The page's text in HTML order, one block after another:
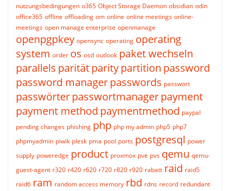
nutzungsbedingungen o365 Object Storage Daemon obsidian odin
office365 offline offloading om online online meetings online-
meetings open manage enterprise openmanage
openpgpkey opensync operating operating
system order os osd outlook paket wechseln
parallels paritätparitypartition password
password managerpasswords passwort
passwörterpasswortmanagerpayment
payment method paymentmethod paypal
pending changes phishing php php my admin php5 php7
phpmyadmin piwik plesk pma pool ports postgresql power
supply poweredge product proxmox pve pvs qemu qemu-
guest-agent r320 r420 r620 r720 r820 r920 rabatt raid raid5
raid6 ram random access memory rbd rdns record redundant